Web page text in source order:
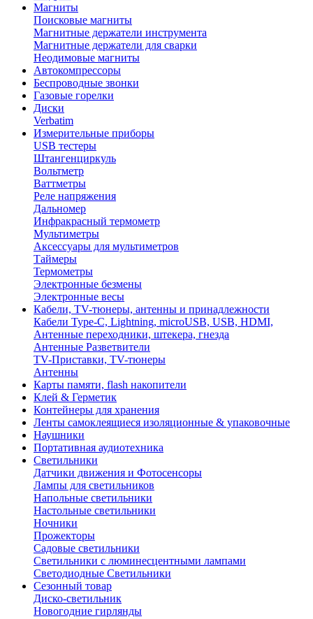
Магниты
Поисковые магниты
Магнитные держатели инструмента
Магнитные держатели для сварки
Неодимовые магниты
Автокомпрессоры
Беспроводные звонки
Газовые горелки
Диски
Verbatim
Измерительные приборы
USB тестеры
Штангенциркуль
Вольтметр
Ваттметры
Реле напряжения
Дальномер
Инфракрасный термометр
Мультиметры
Аксессуары для мультиметров
Таймеры
Термометры
Электронные безмены
Электронные весы
Кабели, TV-тюнеры, антенны и принадлежности
Кабели Type-C, Lightning, microUSB, USB, HDMI,
Антенные переходники, штекера, гнезда
Антенные Разветвители
TV-Приставки, TV-тюнеры
Антенны
Карты памяти, flash накопители
Клей & Герметик
Контейнеры для хранения
Ленты самоклеящиеся изоляционные & упаковочные
Наушники
Портативная аудиотехника
Светильники
Датчики движения и Фотосенсоры
Лампы для светильников
Напольные светильники
Настольные светильники
Ночники
Прожекторы
Садовые светильники
Светильники с люминесцентными лампами
Светодиодные Светильники
Сезонный товар
Диско-светильник
Новогодние гирлянды